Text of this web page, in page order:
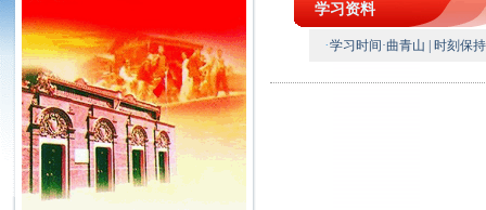
学习资料
·学习时间·曲青山 | 时刻保